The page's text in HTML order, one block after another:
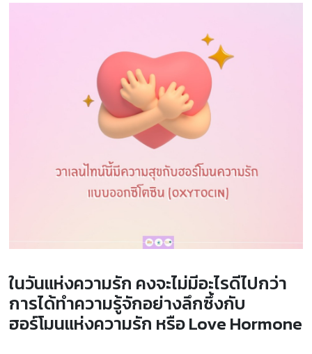
ในวันแห่งความรัก คงจะไม่มีอะไรดีไปกว่า
การได้ทำความรู้จักอย่างลึกซึ้งกับ
ฮอร์โมนแห่งความรัก หรือ Love Hormone